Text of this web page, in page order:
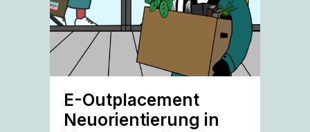
E-Outplacement
Neuorientierung in